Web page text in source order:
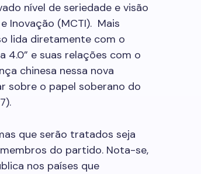
nível de seriedade e visão
Inovação (MCTI). Mais
lida diretamente com o
4.0” e suas relações com o
chinesa nessa nova
sobre o papel soberano do
que serão tratados seja
do partido. Nota-se,
nos países que